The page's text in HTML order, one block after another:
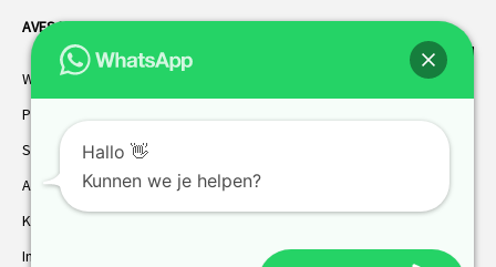
AVES HORREN. Alle rechten voorbehouden.
Webdesign Vanoo Media
Privacybeleid
Sitemap
AVES garantie
Klantenservice
Inmeten
Hallo 👋
Kunnen we je helpen?